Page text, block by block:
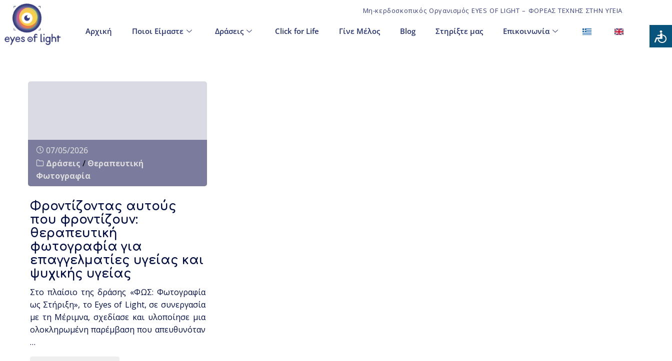
Μη-κερδοσκοπικός Οργανισμός EYES OF LIGHT – ΦΟΡΕΑΣ ΤΕΧΝΗΣ ΣΤΗΝ ΥΓΕΙΑ
Αρχική Ποιοι Είμαστε Δράσεις Click for Life Γίνε Μέλος Blog Στηρίξτε μας Επικοινωνία
07/05/2026
Δράσεις / Θεραπευτική
Φωτογραφία
Φροντίζοντας αυτούς
που φροντίζουν:
θεραπευτική
φωτογραφία για
επαγγελματίες υγείας και
ψυχικής υγείας
Στο πλαίσιο της δράσης «ΦΩΣ: Φωτογραφία
ως Στήριξη», το Eyes of Light, σε συνεργασία
με τη Μέριμνα, σχεδίασε και υλοποίησε μια
ολοκληρωμένη παρέμβαση που απευθυνόταν
…